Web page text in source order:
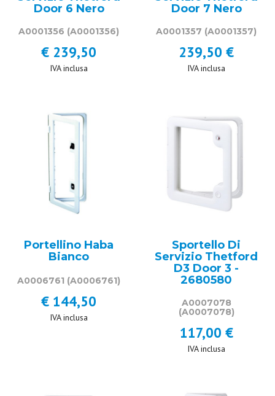
Door 6 Nero
A0001356 (A0001356)
€ 239,50
IVA inclusa
Door 7 Nero
A0001357 (A0001357)
239,50 €
IVA inclusa
Portellino Haba
Bianco
A0006761 (A0006761)
€ 144,50
IVA inclusa
Sportello Di
Servizio Thetford
D3 Door 3 -
2680580
A0007078
(A0007078)
117,00 €
IVA inclusa